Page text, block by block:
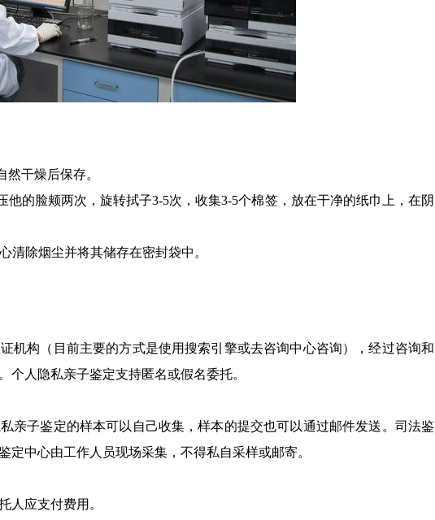
干燥后保存。
的脸颊两次，旋转拭子3-5次，收集3-5个棉签，放在干净的纸巾上，在阴
清除烟尘并将其储存在密封袋中。
机构（目前主要的方式是使用搜索引擎或去咨询中心咨询），经过咨询和
个人隐私亲子鉴定支持匿名或假名委托。
亲子鉴定的样本可以自己收集，样本的提交也可以通过邮件发送。司法鉴
定中心由工作人员现场采集，不得私自采样或邮寄。
人应支付费用。